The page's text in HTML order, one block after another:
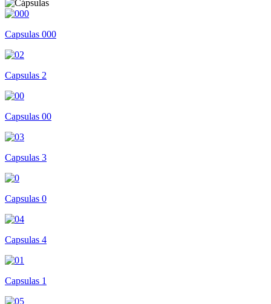
Capsulas 000
Capsulas 2
Capsulas 00
Capsulas 3
Capsulas 0
Capsulas 4
Capsulas 1